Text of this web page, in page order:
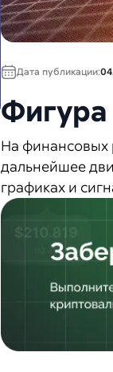
Дата публикации:
Фигура
На финансовых
дальнейшее
графиках и